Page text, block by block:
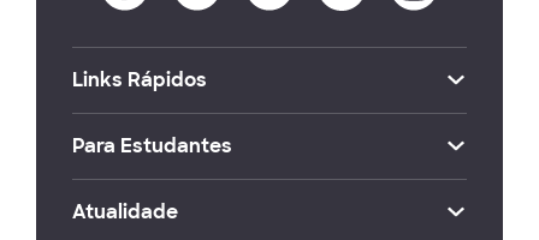
Links Rápidos
Para Estudantes
Atualidade